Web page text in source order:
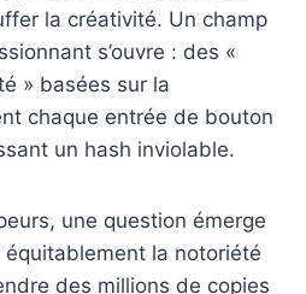
la créativité. Un champ
s’ouvre : des «
» basées sur la
chaque entrée de bouton
un hash inviolable.
une question émerge
la notoriété
des millions de copies